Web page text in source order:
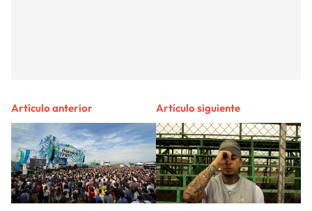
Artículo anterior Artículo siguiente